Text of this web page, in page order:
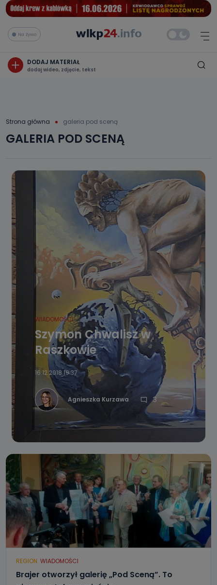
Na żywo
DODAJ MATERIAŁ
dodaj wideo, zdjęcie, tekst
Strona główna galeria pod sceną
GALERIA POD SCENĄ
WIADOMOŚCI
Szymon Chwalisz w
Raszkowie
16.12.2018 19:37
Agnieszka Kurzawa 3
REGION WIADOMOŚCI
Brajer otworzył galerię „Pod Sceną”. To